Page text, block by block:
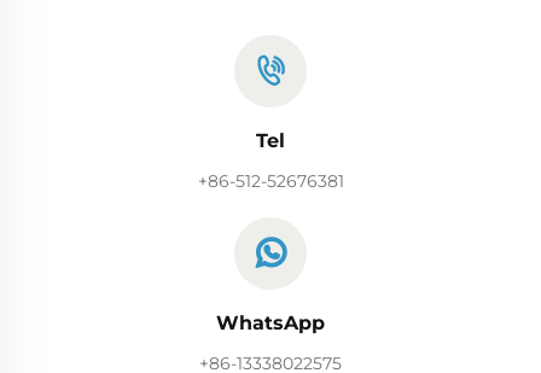
Tel
+86-512-52676381
WhatsApp
+86-13338022575